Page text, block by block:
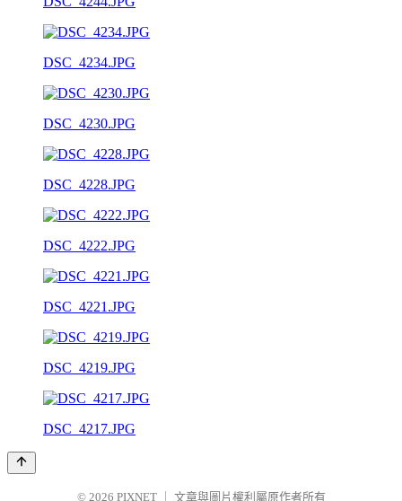
DSC_4234.JPG
DSC_4230.JPG
DSC_4228.JPG
DSC_4222.JPG
DSC_4221.JPG
DSC_4219.JPG
DSC_4217.JPG
© 2026 PIXNET 文章與圖片權利屬原作者所有